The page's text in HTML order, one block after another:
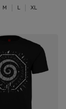
M L
XL